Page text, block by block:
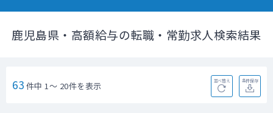
鹿児島県・高額給与の転職・常勤求人検索結果
63 件中 1～ 20件を表示 並べ替え 条件保存